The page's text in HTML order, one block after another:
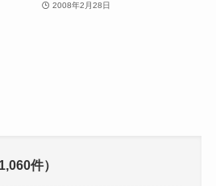
2008年2月28日
1,060件）